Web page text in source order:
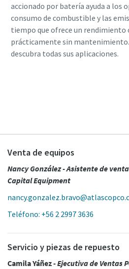
accionado por batería ayuda a los
consumo de combustible y las
tiempo que ofrece un rendimiento
prácticamente sin mantenimiento.
Venta de equipos
Nancy González - Asistente de
Capital Equipment
Teléfono: +56 2 2997 3636
Servicio y piezas de repuesto
Camila Yáñez -Ejecutiva de Ventas